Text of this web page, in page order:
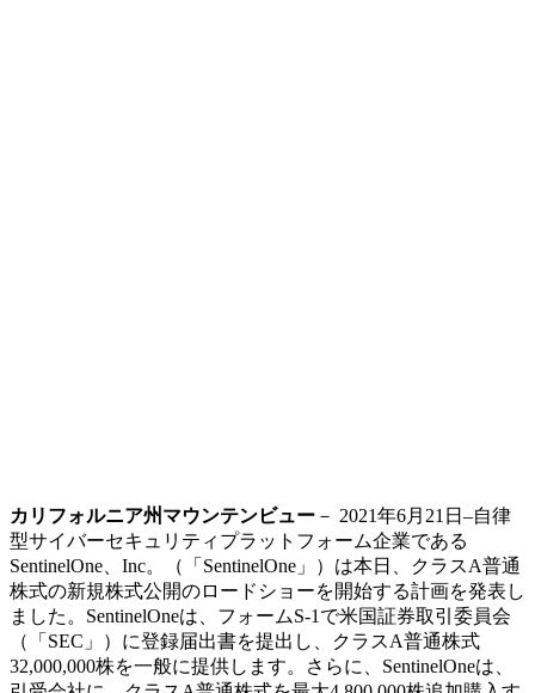
カリフォルニア州マウンテンビュー － 2021年6月21日–自律
型サイバーセキュリティプラットフォーム企業である
SentinelOne、Inc。（「SentinelOne」）は本日、クラスA普通
株式の新規株式公開のロードショーを開始する計画を発表し
ました。SentinelOneは、フォームS-1で米国証券取引委員会
（「SEC」）に登録届出書を提出し、クラスA普通株式
32,000,000株を一般に提供します。さらに、SentinelOneは、